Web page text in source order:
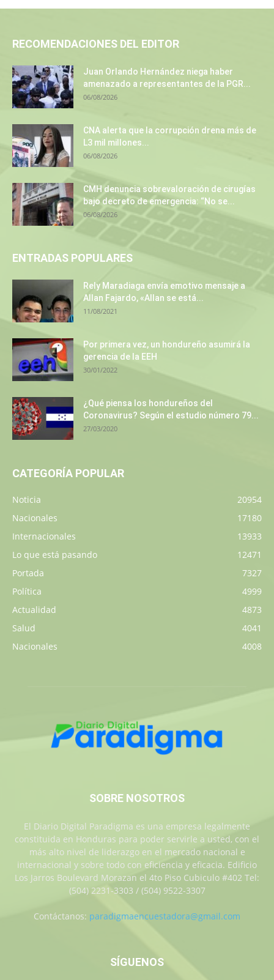
RECOMENDACIONES DEL EDITOR
Juan Orlando Hernández niega haber
amenazado a representantes de la PGR...
06/08/2026
CNA alerta que la corrupción drena más de
L3 mil millones...
06/08/2026
CMH denuncia sobrevaloración de cirugías
bajo decreto de emergencia: “No se...
06/08/2026
ENTRADAS POPULARES
Rely Maradiaga envía emotivo mensaje a
Allan Fajardo, «Allan se está...
11/08/2021
Por primera vez, un hondureño asumirá la
gerencia de la EEH
30/01/2022
¿Qué piensa los hondureños del
Coronavirus? Según el estudio número 79...
27/03/2020
CATEGORÍA POPULAR
Noticia
20954
Nacionales
17180
Internacionales
13933
Lo que está pasando
12471
Portada
7327
Política
4999
Actualidad
4873
Salud
4041
Nacionales
4008
SOBRE NOSOTROS
El Diario Digital Paradigma es una empresa legalmente
constituida en Honduras para poder servirle a usted, con el
más alto nivel de liderazgo en el mercado nacional e
internacional y sobre todo con eficiencia y eficacia. Edificio
Los Jarros Boulevard Morazan el 4to Piso Cubiculo #402 Tel:
(504) 2231-3303 / (504) 9522-3307
Contáctanos: paradigmaencuestadora@gmail.com
SÍGUENOS